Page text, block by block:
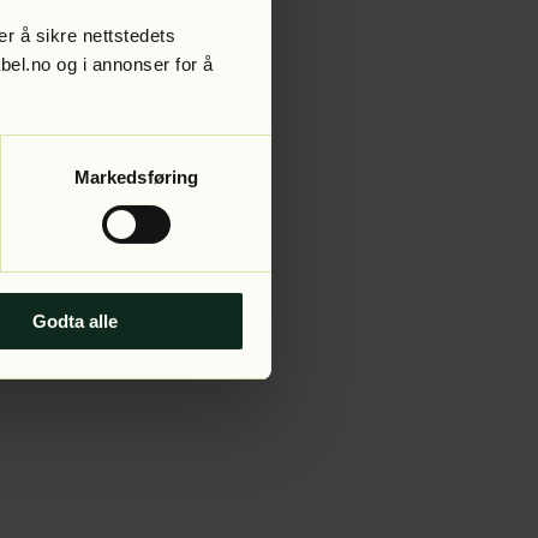
å sikre nettstedets
og i annonser for å
Markedsføring
Godta alle